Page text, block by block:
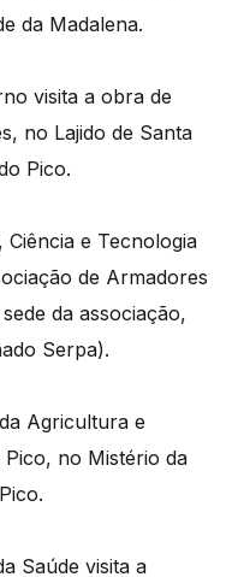
da Madalena.
visita a obra de
no Lajido de Santa
Pico.
e Tecnologia
de Armadores
da associação,
Serpa).
Agricultura e
no Mistério da
Saúde visita a